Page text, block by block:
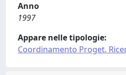
Anno
1997
Appare nelle tipologie:
Coordinamento Proget.